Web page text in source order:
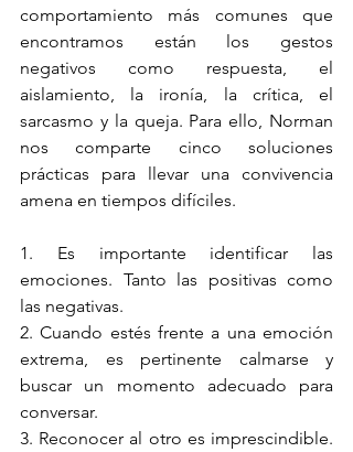
comportamiento más comunes que
encontramos están los gestos
negativos como respuesta, el
aislamiento, la ironía, la crítica, el
sarcasmo y la queja. Para ello, Norman
nos comparte cinco soluciones
prácticas para llevar una convivencia
amena en tiempos difíciles.
1. Es importante identificar las
emociones. Tanto las positivas como
las negativas.
2. Cuando estés frente a una emoción
extrema, es pertinente calmarse y
buscar un momento adecuado para
conversar.
3. Reconocer al otro es imprescindible.